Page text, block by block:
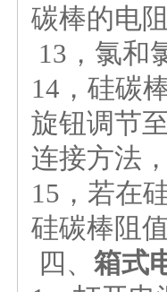
碳棒的电
13，氯
14，硅碳
旋钮调节
连接方法
15，若在
硅碳棒阻
四、 箱式